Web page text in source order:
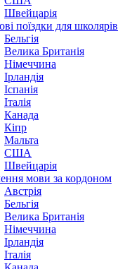
Швейцарія
поїздки для школярів
Бельгія
Велика Британія
Німеччина
Ірландія
Іспанія
Італія
Канада
Кіпр
Мальта
США
Швейцарія
мови за кордоном
Австрія
Бельгія
Велика Британія
Німеччина
Ірландія
Італія